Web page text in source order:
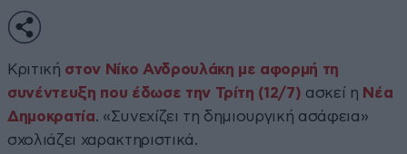
Κριτική στον Νίκο Ανδρουλάκη με αφορμή τη
συνέντευξη που έδωσε την Τρίτη (12/7) ασκεί η Νέα
Δημοκρατία. «Συνεχίζει τη δημιουργική ασάφεια»
σχολιάζει χαρακτηριστικά.